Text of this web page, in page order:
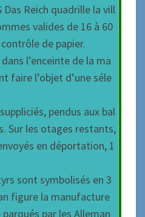
Das Reich quadrille la vill
valides de 16 à 60
de papier.
l’enceinte de la ma
faire l’objet d’une séle
pendus aux bal
Sur les otages restants,
en déportation, 1
sont symbolisés en 3
figure la manufacture
par les Alleman